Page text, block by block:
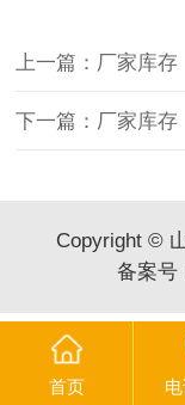
上一篇：厂家库存
下一篇：厂家库存
Copyright ©
备案号
首页